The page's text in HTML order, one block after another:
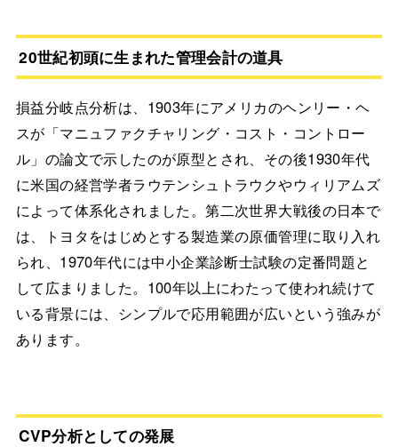
20世紀初頭に生まれた管理会計の道具
損益分岐点分析は、1903年にアメリカのヘンリー・ヘ
スが「マニュファクチャリング・コスト・コントロー
ル」の論文で示したのが原型とされ、その後1930年代
に米国の経営学者ラウテンシュトラウクやウィリアムズ
によって体系化されました。第二次世界大戦後の日本で
は、トヨタをはじめとする製造業の原価管理に取り入れ
られ、1970年代には中小企業診断士試験の定番問題と
して広まりました。100年以上にわたって使われ続けて
いる背景には、シンプルで応用範囲が広いという強みが
あります。
CVP分析としての発展